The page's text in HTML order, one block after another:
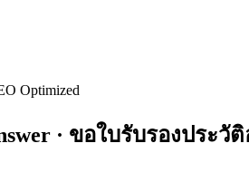
Optimized
· ขอใบรับรองประ